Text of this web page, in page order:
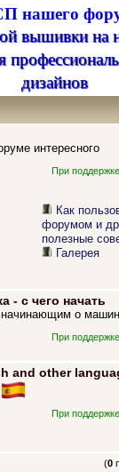
нашего
вышивки на
дизайнов
интересного
При
Как
форумом и
полезные
Галерея
- с чего начать
начинающим о
При
and other
При
(0